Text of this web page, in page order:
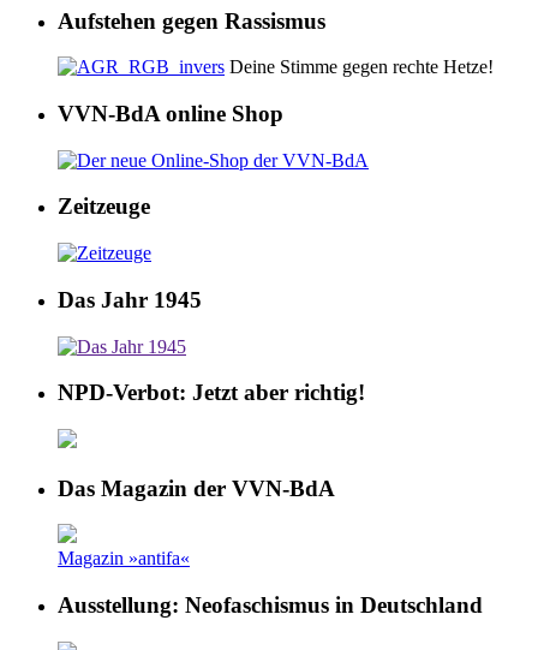
Aufstehen gegen Rassismus
Deine Stimme gegen rechte Hetze!
VVN-BdA online Shop
Zeitzeuge
Das Jahr 1945
NPD-Verbot: Jetzt aber richtig!
Das Magazin der VVN-BdA
Magazin »antifa«
Ausstellung: Neofaschismus in Deutschland